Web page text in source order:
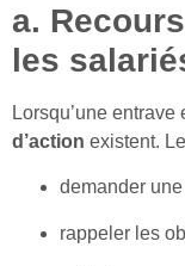
a.
les
Lorsqu’une
d’action existent.
demander
rappeler les